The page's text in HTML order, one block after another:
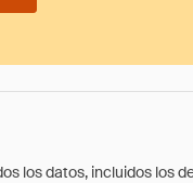
los datos, incluidos los